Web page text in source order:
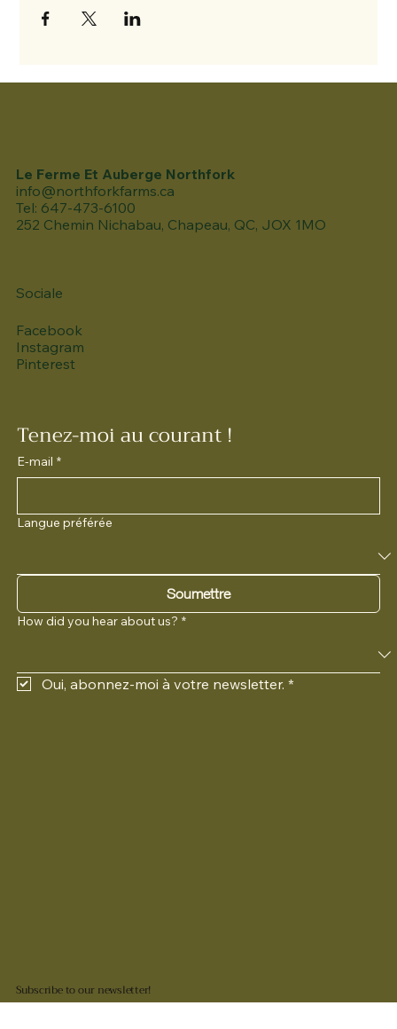
Subscribe to our newsletter!
Tenez-moi au courant !
E-mail *
Langue préférée
Soumettre
How did you hear about us? *
Oui, abonnez-moi à votre newsletter. *
Le Ferme Et Auberge Northfork
info@northforkfarms.ca
Tel: 647-473-6100
252 Chemin Nichabau, Chapeau, QC, JOX 1MO
Sociale
Facebook
Instagram
Pinterest